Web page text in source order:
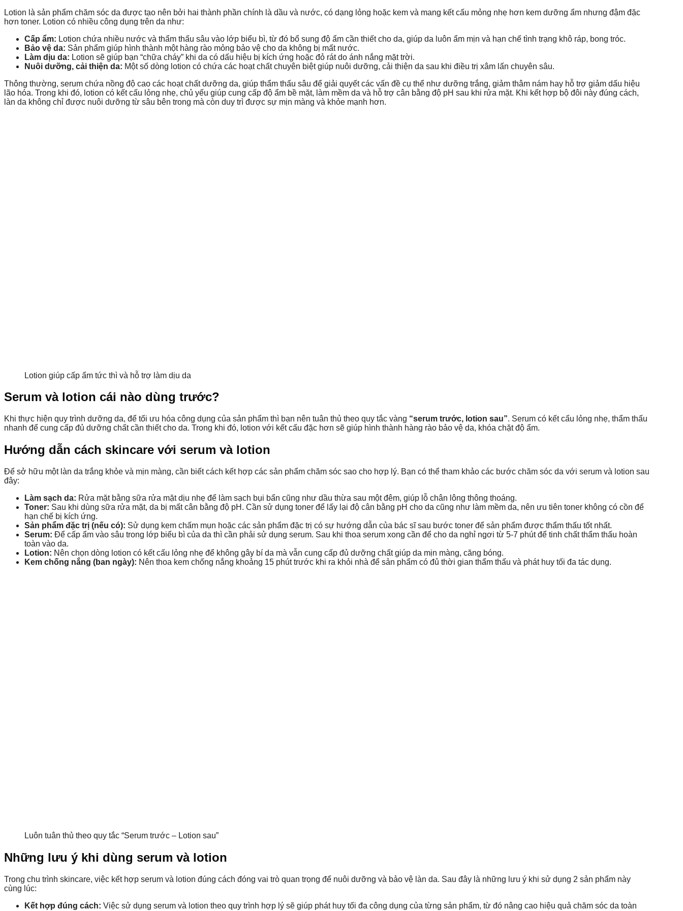
Lotion là sản phẩm chăm sóc da được tạo nên bởi hai thành phần chính là dầu và nước, có dạng lỏng hoặc kem và mang kết cấu mỏng nhẹ hơn kem dưỡng ẩm nhưng đậm đặc
hơn toner. Lotion có nhiều công dụng trên da như:
Cấp ẩm: Lotion chứa nhiều nước và thẩm thấu sâu vào lớp biểu bì, từ đó bổ sung độ ẩm cần thiết cho da, giúp da luôn ẩm mịn và hạn chế tình trạng khô ráp, bong tróc.
Bảo vệ da: Sản phẩm giúp hình thành một hàng rào mỏng bảo vệ cho da không bị mất nước.
Làm dịu da: Lotion sẽ giúp bạn “chữa cháy” khi da có dấu hiệu bị kích ứng hoặc đỏ rát do ánh nắng mặt trời.
Nuôi dưỡng, cải thiện da: Một số dòng lotion có chứa các hoạt chất chuyên biệt giúp nuôi dưỡng, cải thiện da sau khi điều trị xâm lấn chuyên sâu.
Thông thường, serum chứa nồng độ cao các hoạt chất dưỡng da, giúp thẩm thấu sâu để giải quyết các vấn đề cụ thể như dưỡng trắng, giảm thâm nám hay hỗ trợ giảm dấu hiệu
lão hóa. Trong khi đó, lotion có kết cấu lỏng nhẹ, chủ yếu giúp cung cấp độ ẩm bề mặt, làm mềm da và hỗ trợ cân bằng độ pH sau khi rửa mặt. Khi kết hợp bộ đôi này đúng cách,
làn da không chỉ được nuôi dưỡng từ sâu bên trong mà còn duy trì được sự mịn màng và khỏe mạnh hơn.
Lotion giúp cấp ẩm tức thì và hỗ trợ làm dịu da
Serum và lotion cái nào dùng trước?
Khi thực hiện quy trình dưỡng da, để tối ưu hóa công dụng của sản phẩm thì bạn nên tuân thủ theo quy tắc vàng “serum trước, lotion sau”. Serum có kết cấu lỏng nhẹ, thẩm thấu
nhanh để cung cấp đủ dưỡng chất cần thiết cho da. Trong khi đó, lotion với kết cấu đặc hơn sẽ giúp hình thành hàng rào bảo vệ da, khóa chặt độ ẩm.
Hướng dẫn cách skincare với serum và lotion
Để sở hữu một làn da trắng khỏe và mịn màng, cần biết cách kết hợp các sản phẩm chăm sóc sao cho hợp lý. Bạn có thể tham khảo các bước chăm sóc da với serum và lotion sau
đây:
Làm sạch da: Rửa mặt bằng sữa rửa mặt dịu nhẹ để làm sạch bụi bẩn cũng như dầu thừa sau một đêm, giúp lỗ chân lông thông thoáng.
Toner: Sau khi dùng sữa rửa mặt, da bị mất cân bằng độ pH. Cần sử dụng toner để lấy lại độ cân bằng pH cho da cũng như làm mềm da, nên ưu tiên toner không có cồn để
hạn chế bị kích ứng.
Sản phẩm đặc trị (nếu có): Sử dụng kem chấm mụn hoặc các sản phẩm đặc trị có sự hướng dẫn của bác sĩ sau bước toner để sản phẩm được thẩm thấu tốt nhất.
Serum: Để cấp ẩm vào sâu trong lớp biểu bì của da thì cần phải sử dụng serum. Sau khi thoa serum xong cần để cho da nghỉ ngơi từ 5-7 phút để tinh chất thẩm thấu hoàn
toàn vào da.
Lotion: Nên chọn dòng lotion có kết cấu lỏng nhẹ để không gây bí da mà vẫn cung cấp đủ dưỡng chất giúp da mịn màng, căng bóng.
Kem chống nắng (ban ngày): Nên thoa kem chống nắng khoảng 15 phút trước khi ra khỏi nhà để sản phẩm có đủ thời gian thẩm thấu và phát huy tối đa tác dụng.
Luôn tuân thủ theo quy tắc “Serum trước – Lotion sau”
Những lưu ý khi dùng serum và lotion
Trong chu trình skincare, việc kết hợp serum và lotion đúng cách đóng vai trò quan trọng để nuôi dưỡng và bảo vệ làn da. Sau đây là những lưu ý khi sử dụng 2 sản phẩm này
cùng lúc:
Kết hợp đúng cách: Việc sử dụng serum và lotion theo quy trình hợp lý sẽ giúp phát huy tối đa công dụng của từng sản phẩm, từ đó nâng cao hiệu quả chăm sóc da toàn